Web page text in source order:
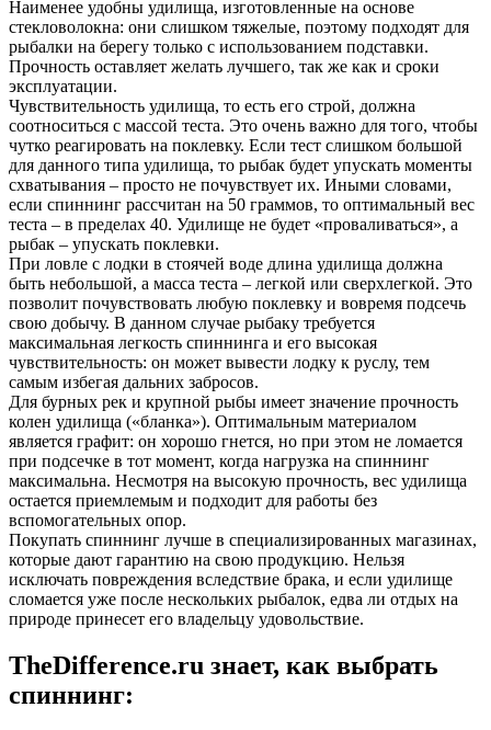
Наименее удобны удилища, изготовленные на основе
стекловолокна: они слишком тяжелые, поэтому подходят для
рыбалки на берегу только с использованием подставки.
Прочность оставляет желать лучшего, так же как и сроки
эксплуатации.
Чувствительность удилища, то есть его строй, должна
соотноситься с массой теста. Это очень важно для того, чтобы
чутко реагировать на поклевку. Если тест слишком большой
для данного типа удилища, то рыбак будет упускать моменты
схватывания – просто не почувствует их. Иными словами,
если спиннинг рассчитан на 50 граммов, то оптимальный вес
теста – в пределах 40. Удилище не будет «проваливаться», а
рыбак – упускать поклевки.
При ловле с лодки в стоячей воде длина удилища должна
быть небольшой, а масса теста – легкой или сверхлегкой. Это
позволит почувствовать любую поклевку и вовремя подсечь
свою добычу. В данном случае рыбаку требуется
максимальная легкость спиннинга и его высокая
чувствительность: он может вывести лодку к руслу, тем
самым избегая дальних забросов.
Для бурных рек и крупной рыбы имеет значение прочность
колен удилища («бланка»). Оптимальным материалом
является графит: он хорошо гнется, но при этом не ломается
при подсечке в тот момент, когда нагрузка на спиннинг
максимальна. Несмотря на высокую прочность, вес удилища
остается приемлемым и подходит для работы без
вспомогательных опор.
Покупать спиннинг лучше в специализированных магазинах,
которые дают гарантию на свою продукцию. Нельзя
исключать повреждения вследствие брака, и если удилище
сломается уже после нескольких рыбалок, едва ли отдых на
природе принесет его владельцу удовольствие.
TheDifference.ru знает, как выбрать
спиннинг: